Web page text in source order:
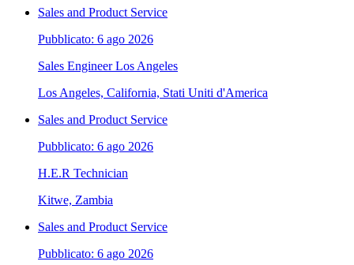
Sales and Product Service
Pubblicato: 6 ago 2026
Sales Engineer Los Angeles
Los Angeles, California, Stati Uniti d'America
Sales and Product Service
Pubblicato: 6 ago 2026
H.E.R Technician
Kitwe, Zambia
Sales and Product Service
Pubblicato: 6 ago 2026